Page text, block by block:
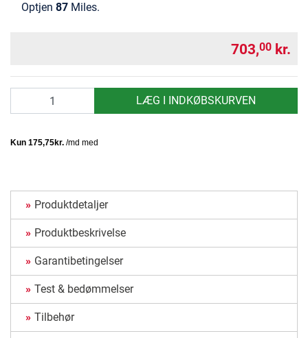
Optjen 87 Miles.
703,00 kr.
LÆG I INDKØBSKURVEN
Produktdetaljer
Produktbeskrivelse
Garantibetingelser
Test & bedømmelser
Tilbehør